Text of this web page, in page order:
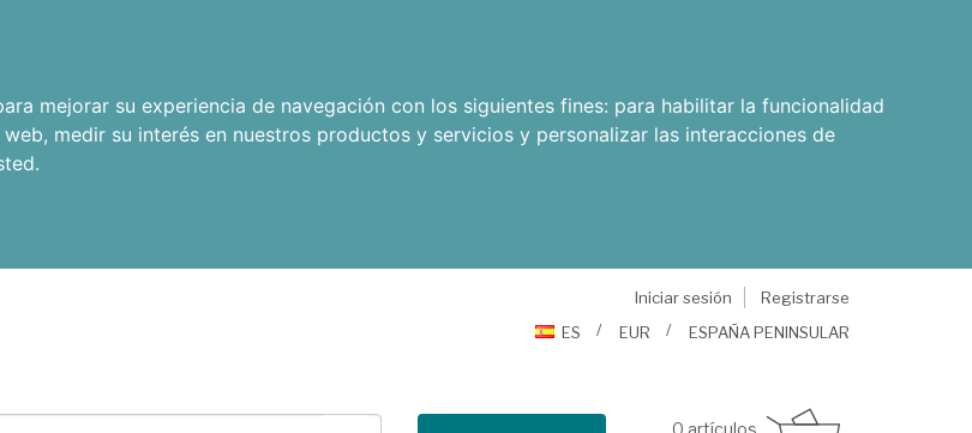
mejorar su experiencia de navegación con los siguientes fines: para habilitar la funcionalidad
, medir su interés en nuestros productos y servicios y personalizar las interacciones de
.
Iniciar sesión
Registrarse
ES
EUR ESPAÑA PENINSULAR
0 artículos